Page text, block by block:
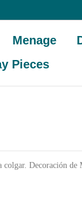
Menage
Pieces
Decoración de